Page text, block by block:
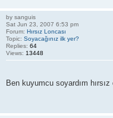
by sanguis
Sat Jun 23, 2007 6:53 pm
Forum: Hırsız Loncası
Topic: Soyacağınız ilk yer?
Replies: 64
Views: 13448
Ben kuyumcu soyardım